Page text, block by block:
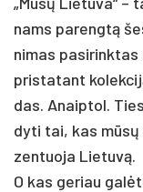
nams pa­rengtą
ni­mas
pri­sta­tant
das. Anaip­tol.
dy­ti tai, kas
zen­tuo­ja Lie­tuvą.
O kas ge­riau